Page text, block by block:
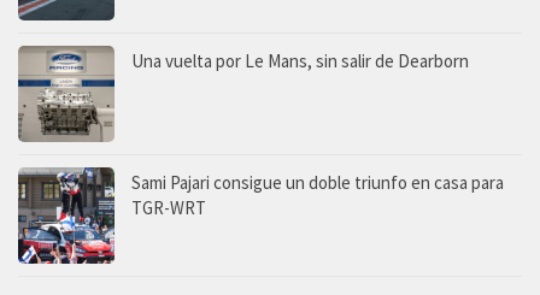
Una vuelta por Le Mans, sin salir de Dearborn
Sami Pajari consigue un doble triunfo en casa para
TGR-WRT